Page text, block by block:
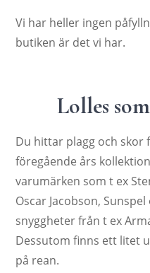
Vi har heller ingen
butiken är det vi har.
Lolles
Du hittar plagg och skor
föregående års
varumärken som t ex
Oscar Jacobson,
snyggheter från t ex
Dessutom finns ett litet
på rean.